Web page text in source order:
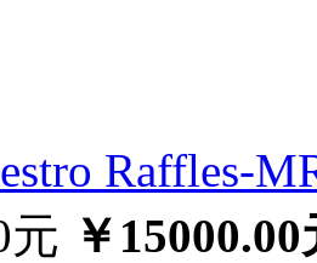
Raffles-
元 ￥15000.00